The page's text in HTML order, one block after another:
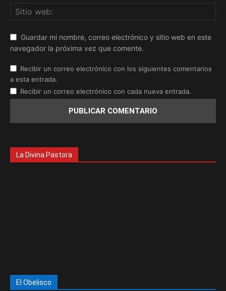
Guardar mi nombre, correo electrónico y sitio web en este
navegador la próxima vez que comente.
Recibir un correo electrónico con los siguientes comentarios
a esta entrada.
Recibir un correo electrónico con cada nueva entrada.
La Divina Pastora
El Obelisco